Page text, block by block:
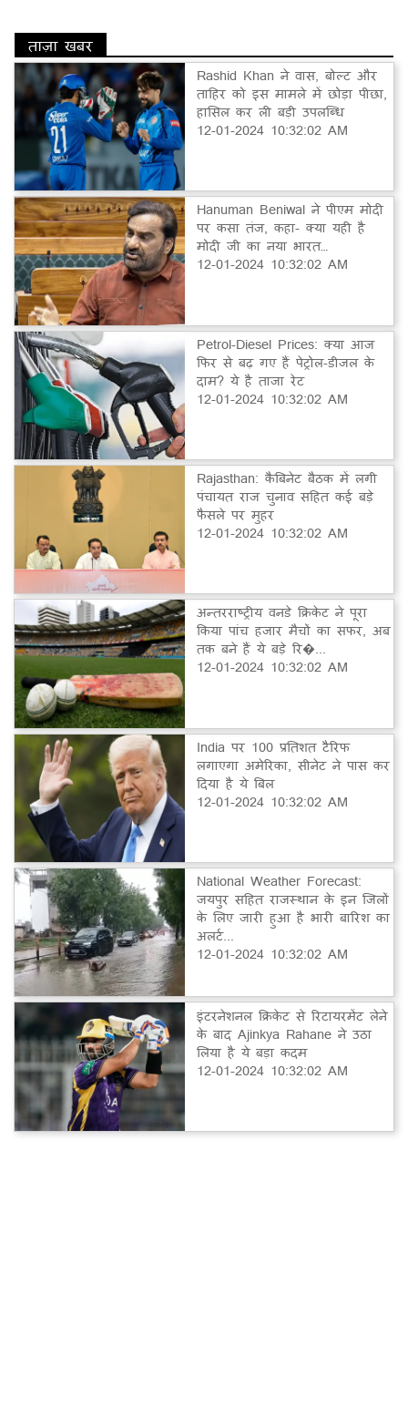
ताज़ा खबर
Rashid Khan ने वास, बोल्ट और
ताहिर को इस मामले में छोड़ा पीछा,
हासिल कर ली बड़ी उपलब्धि
12-01-2024 10:32:02 AM
Hanuman Beniwal ने पीएम मोदी
पर कसा तंज, कहा- क्या यही है
मोदी जी का नया भारत…
12-01-2024 10:32:02 AM
Petrol-Diesel Prices: क्या आज
फिर से बढ़ गए हैं पेट्रोल-डीजल के
दाम? ये है ताजा रेट
12-01-2024 10:32:02 AM
Rajasthan: कैबिनेट बैठक में लगी
पंचायत राज चुनाव सहित कई बड़े
फैसले पर मुहर
12-01-2024 10:32:02 AM
अन्तरराष्ट्रीय वनडे क्रिकेट ने पूरा
किया पांच हजार मैचों का सफर, अब
तक बने हैं ये बड़े रि�...
12-01-2024 10:32:02 AM
India पर 100 प्रतिशत टैरिफ
लगाएगा अमेरिका, सीनेट ने पास कर
दिया है ये बिल
12-01-2024 10:32:02 AM
National Weather Forecast:
जयपुर सहित राजस्थान के इन जिलों
के लिए जारी हुआ है भारी बारिश का
अलर्ट...
12-01-2024 10:32:02 AM
इंटरनेशनल क्रिकेट से रिटायरमेंट लेने
के बाद Ajinkya Rahane ने उठा
लिया है ये बड़ा कदम
12-01-2024 10:32:02 AM